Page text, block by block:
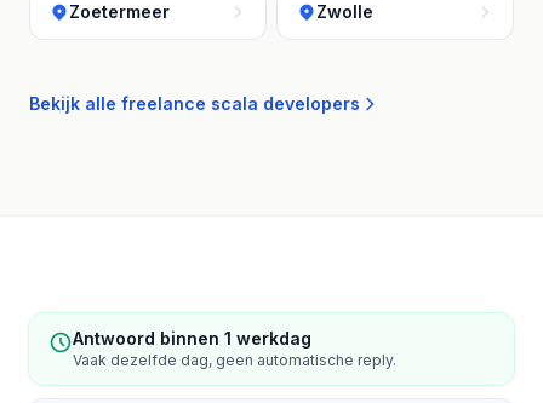
Zoetermeer Zwolle
Bekijk alle freelance scala developers
Antwoord binnen 1 werkdag
Vaak dezelfde dag, geen automatische reply.